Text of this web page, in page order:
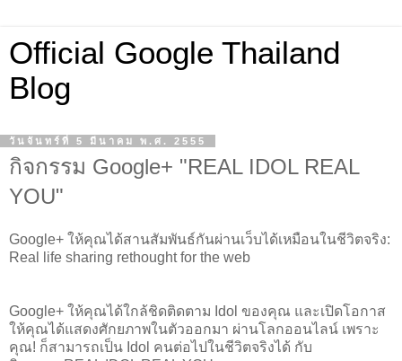
Official Google Thailand
Blog
วันจันทร์ที่ 5 มีนาคม พ.ศ. 2555
กิจกรรม Google+ "REAL IDOL REAL
YOU"
Google+ ให้คุณได้สานสัมพันธ์กันผ่านเว็บได้เหมือนในชีวิตจริง:
Real life sharing rethought for the web
Google+ ให้คุณได้ใกล้ชิดติดตาม Idol ของคุณ และเปิดโอกาส
ให้คุณได้แสดงศักยภาพในตัวออกมา ผ่านโลกออนไลน์ เพราะ
คุณ! ก็สามารถเป็น Idol คนต่อไปในชีวิตจริงได้ กับ